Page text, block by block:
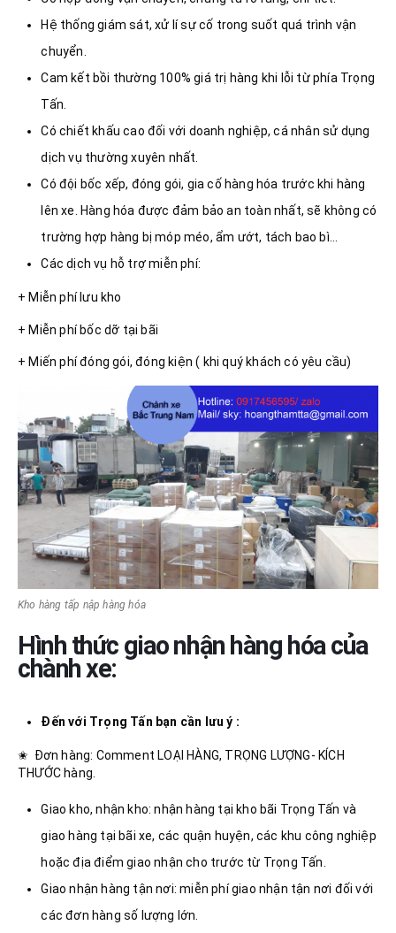
Hệ thống giám sát, xử lí sự cố trong suốt quá trình vận
chuyển.
Cam kết bồi thường 100% giá trị hàng khi lỗi từ phía Trọng
Tấn.
Có chiết khấu cao đối với doanh nghiệp, cá nhân sử dụng
dịch vụ thường xuyên nhất.
Có đội bốc xếp, đóng gói, gia cố hàng hóa trước khi hàng
lên xe. Hàng hóa được đảm bảo an toàn nhất, sẽ không có
trường hợp hàng bị móp méo, ẩm ướt, tách bao bì…
Các dịch vụ hỗ trợ miễn phí:
+ Miễn phí lưu kho
+ Miễn phí bốc dỡ tại bãi
+ Miến phí đóng gói, đóng kiện ( khi quý khách có yêu cầu)
Kho hàng tấp nập hàng hóa
Hình thức giao nhận hàng hóa của
chành xe:
Đến với Trọng Tấn bạn cần lưu ý :
✬ Đơn hàng: Comment LOẠI HÀNG, TRỌNG LƯỢNG- KÍCH
THƯỚC hàng.
Giao kho, nhận kho: nhận hàng tại kho bãi Trọng Tấn và
giao hàng tại bãi xe, các quận huyện, các khu công nghiệp
hoặc địa điểm giao nhận cho trước từ Trọng Tấn.
Giao nhận hàng tận nơi: miễn phí giao nhận tận nơi đối với
các đơn hàng số lượng lớn.